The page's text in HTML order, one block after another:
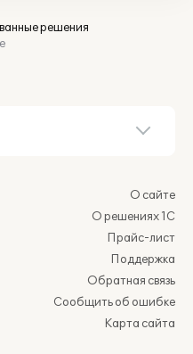
решения
О сайте
О решениях 1С
Прайс-лист
Поддержка
Обратная связь
Сообщить об ошибке
Карта сайта